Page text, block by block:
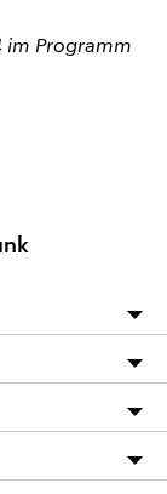
im Programm